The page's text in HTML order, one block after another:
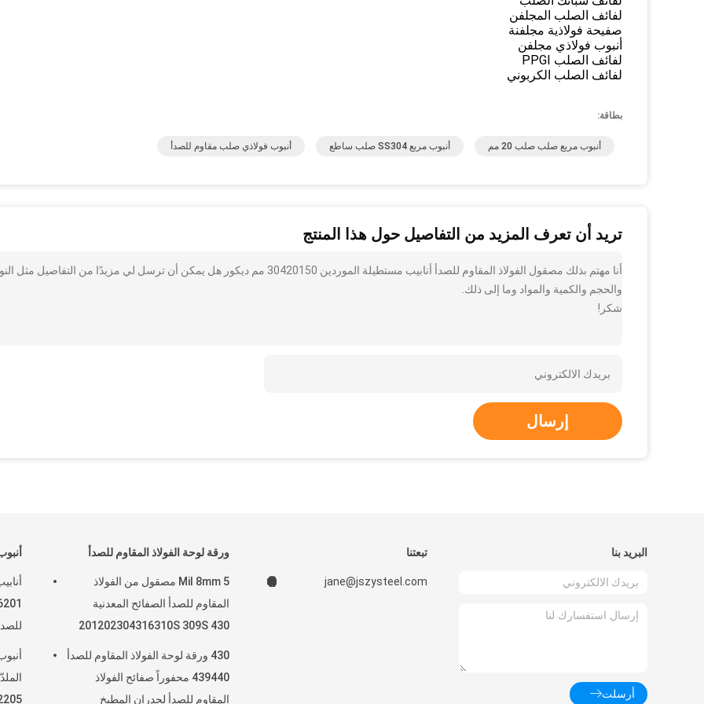
لفائف الصلب المجلفن
صفيحة فولاذية مجلفنة
أنبوب فولاذي مجلفن
لفائف الصلب PPGI
لفائف الصلب الكربوني
بطاقة:
أنبوب مربع صلب صلب 20 مم أنبوب مربع SS304 صلب ساطع أنبوب فولاذي صلب مقاوم للصدأ
تريد أن تعرف المزيد من التفاصيل حول هذا المنتج
أنا مهتم بذلك مصقول الفولاذ المقاوم للصدأ أنابيب مستطيلة الموردين 30420150 مم ديكور هل يمكن أن ترسل لي مزيدًا من التفاصيل مثل
والحجم والكمية والمواد وما إلى ذلك.
شكر!
إرسال
للصدأ 20 مم 22
ورقة لوحة الفولاذ المقاوم للصدأ
5 Mil 8mm مصقول من الفولاذ
المقاوم للصدأ الصفائح المعدنية
201202304316310S 309S 430
430 ورقة لوحة الفولاذ المقاوم للصدأ
439440 محفوراً صفائح الفولاذ
المقاوم للصدأ لجدران المطبخ
تبعتنا
jane@jszysteel.com
البريد بنا
أرسلت